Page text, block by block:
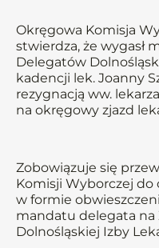
Okręgowa Komisja
stwierdza, że wygasł
Delegatów
kadencji lek. Joanny
rezygnacją ww.
na okręgowy zjazd
Zobowiązuje się
Komisji Wyborczej do
w formie
mandatu delegata na
Dolnośląskiej Izby